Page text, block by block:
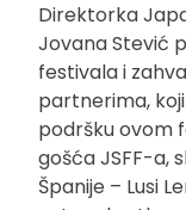
Direktorka
Jovana Stević
festivala i
partnerima,
podršku ovom
gošća JSFF-a,
Španije – Lusi